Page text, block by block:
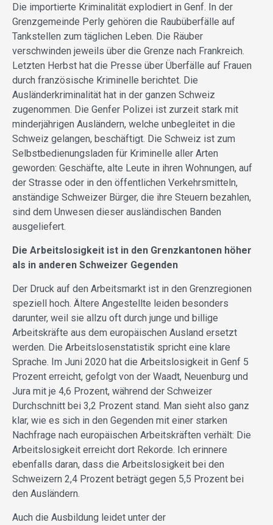
Die importierte Kriminalität explodiert in Genf. In der
Grenzgemeinde Perly gehören die Raubüberfälle auf
Tankstellen zum täglichen Leben. Die Räuber
verschwinden jeweils über die Grenze nach Frankreich.
Letzten Herbst hat die Presse über Überfälle auf Frauen
durch französische Kriminelle berichtet. Die
Ausländerkriminalität hat in der ganzen Schweiz
zugenommen. Die Genfer Polizei ist zurzeit stark mit
minderjährigen Ausländern, welche unbegleitet in die
Schweiz gelangen, beschäftigt. Die Schweiz ist zum
Selbstbedienungsladen für Kriminelle aller Arten
geworden: Geschäfte, alte Leute in ihren Wohnungen, auf
der Strasse oder in den öffentlichen Verkehrsmitteln,
anständige Schweizer Bürger, die ihre Steuern bezahlen,
sind dem Unwesen dieser ausländischen Banden
ausgeliefert.
Die Arbeitslosigkeit ist in den Grenzkantonen höher
als in anderen Schweizer Gegenden
Der Druck auf den Arbeitsmarkt ist in den Grenzregionen
speziell hoch. Ältere Angestellte leiden besonders
darunter, weil sie allzu oft durch junge und billige
Arbeitskräfte aus dem europäischen Ausland ersetzt
werden. Die Arbeitslosenstatistik spricht eine klare
Sprache. Im Juni 2020 hat die Arbeitslosigkeit in Genf 5
Prozent erreicht, gefolgt von der Waadt, Neuenburg und
Jura mit je 4,6 Prozent, während der Schweizer
Durchschnitt bei 3,2 Prozent stand. Man sieht also ganz
klar, wie es sich in den Gegenden mit einer starken
Nachfrage nach europäischen Arbeitskräften verhält: Die
Arbeitslosigkeit erreicht dort Rekorde. Ich erinnere
ebenfalls daran, dass die Arbeitslosigkeit bei den
Schweizern 2,4 Prozent beträgt gegen 5,5 Prozent bei
den Ausländern.
Auch die Ausbildung leidet unter der